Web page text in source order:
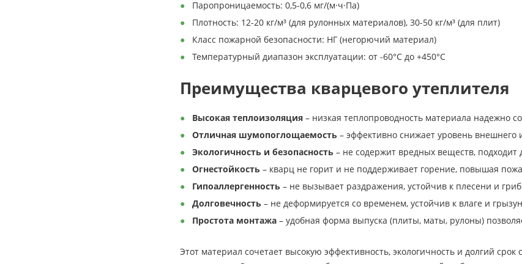
Паропроницаемость: 0,5-0,6 мг/(м·ч·Па)
Плотность: 12-20 кг/м³ (для рулонных материалов), 30-50 кг/м³ (для плит)
Класс пожарной безопасности: НГ (негорючий материал)
Температурный диапазон эксплуатации: от -60°C до +450°C
Преимущества кварцевого утеплителя
Высокая теплоизоляция – низкая теплопроводность материала надежно
Отличная шумопоглощаемость – эффективно снижает уровень внешнего
Экологичность и безопасность – не содержит вредных веществ,
Огнестойкость – кварц не горит и не поддерживает горение, повышая
Гипоаллергенность – не вызывает раздражения, устойчив к плесени и
Долговечность – не деформируется со временем, устойчив к влаге и
Простота монтажа – удобная форма выпуска (плиты, маты, рулоны)
Этот материал сочетает высокую эффективность, экологичность и долгий